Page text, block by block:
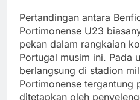
Pertandingan antara
Portimonense U23
pekan dalam rangkaian
Portugal musim ini. Pada
berlangsung di stadion
Portimonense tergantung
ditetapkan oleh